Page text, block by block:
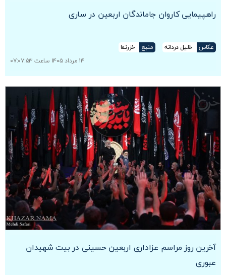
راهپیمایی کاروان جاماندگان اربعین در ساری
عکاس خلیل دردانه منبع
خزرنما
۱۴ مرداد ۱۴۰۵ ساعت ۰۷:۰۷:۵۳
آخرین روز مراسم عزاداری اربعین حسینی در بیت شهیدان
عبوری